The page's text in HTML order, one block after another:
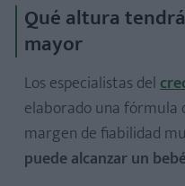
Qué altura
mayor
Los especialistas del
elaborado una fórmula
margen de fiabilidad
puede alcanzar un